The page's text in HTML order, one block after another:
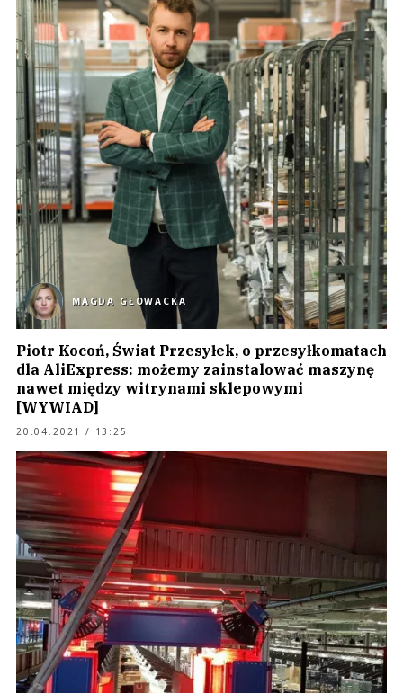
MAGDA GŁOWACKA
Piotr Kocoń, Świat Przesyłek, o przesyłkomatach
dla AliExpress: możemy zainstalować maszynę
nawet między witrynami sklepowymi
[WYWIAD]
20.04.2021 / 13:25